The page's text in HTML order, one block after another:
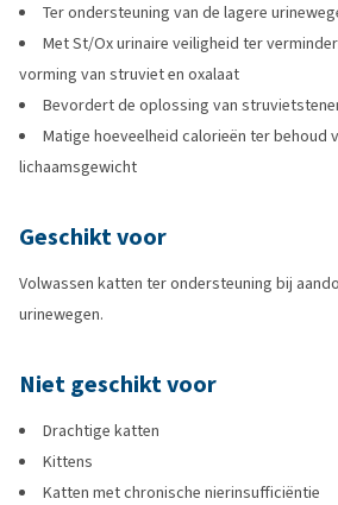
Ter ondersteuning van de lagere
Met St/Ox urinaire veiligheid ter
vorming van struviet en oxalaat
Bevordert de oplossing van
Matige hoeveelheid calorieën ter behoud
lichaamsgewicht
Geschikt voor
Volwassen katten ter ondersteuning bij
urinewegen.
Niet geschikt voor
Drachtige katten
Kittens
Katten met chronische nierinsufficiëntie